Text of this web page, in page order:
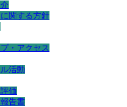
関する方針
・アクセス
活動
価
告書